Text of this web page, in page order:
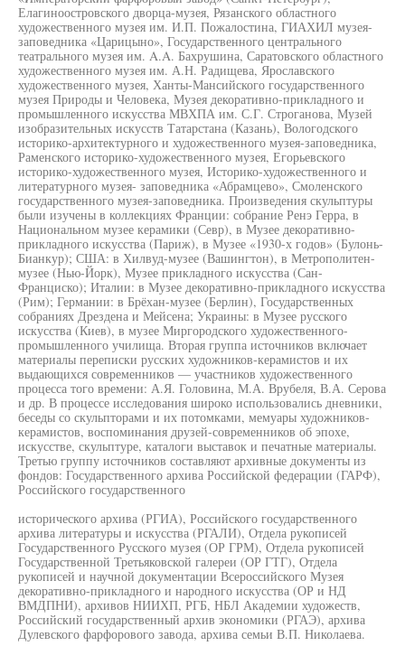
Елагиноостровского дворца-музея, Рязанского областного
художественного музея им. И.П. Пожалостина, ГИАХИЛ музея-
заповедника «Царицыно», Государственного центрального
театрального музея им. A.A. Бахрушина, Саратовского областного
художественного музея им. А.Н. Радищева, Ярославского
художественного музея, Ханты-Мансийского государственного
музея Природы и Человека, Музея декоративно-прикладного и
промышленного искусства МВХПА им. С.Г. Строганова, Музей
изобразительных искусств Татарстана (Казань), Вологодского
историко-архитектурного и художественного музея-заповедника,
Раменского историко-художественного музея, Егорьевского
историко-художественного музея, Историко-художественного и
литературного музея- заповедника «Абрамцево», Смоленского
государственного музея-заповедника. Произведения скульптуры
были изучены в коллекциях Франции: собрание Ренэ Герра, в
Национальном музее керамики (Севр), в Музее декоративно-
прикладного искусства (Париж), в Музее «1930-х годов» (Булонь-
Бианкур); США: в Хилвуд-музее (Вашингтон), в Метрополитен-
музее (Нью-Йорк), Музее прикладного искусства (Сан-
Франциско); Италии: в Музее декоративно-прикладного искусства
(Рим); Германии: в Брёхан-музее (Берлин), Государственных
собраниях Дрездена и Мейсена; Украины: в Музее русского
искусства (Киев), в музее Миргородского художественного-
промышленного училища. Вторая группа источников включает
материалы переписки русских художников-керамистов и их
выдающихся современников — участников художественного
процесса того времени: А.Я. Головина, М.А. Врубеля, В.А. Серова
и др. В процессе исследования широко использовались дневники,
беседы со скульпторами и их потомками, мемуары художников-
керамистов, воспоминания друзей-современников об эпохе,
искусстве, скульптуре, каталоги выставок и печатные материалы.
Третью группу источников составляют архивные документы из
фондов: Государственного архива Российской федерации (ГАРФ),
Российского государственного
исторического архива (РГИА), Российского государственного
архива литературы и искусства (РГАЛИ), Отдела рукописей
Государственного Русского музея (ОР ГРМ), Отдела рукописей
Государственной Третьяковской галереи (ОР ГТГ), Отдела
рукописей и научной документации Всероссийского Музея
декоративно-прикладного и народного искусства (ОР и НД
ВМДПНИ), архивов НИИХП, РГБ, НБЛ Академии художеств,
Российский государственный архив экономики (РГАЭ), архива
Дулевского фарфорового завода, архива семьи В.П. Николаева.